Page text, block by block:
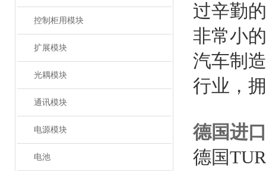
控制柜用模块
扩展模块
光耦模块
通讯模块
电源模块
电池
过辛勤
非常小
汽车制
行业，
德国进
德国